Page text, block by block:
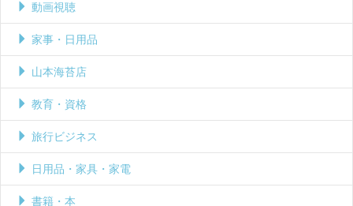
動画視聴
家事・日用品
山本海苔店
教育・資格
旅行ビジネス
日用品・家具・家電
書籍・本